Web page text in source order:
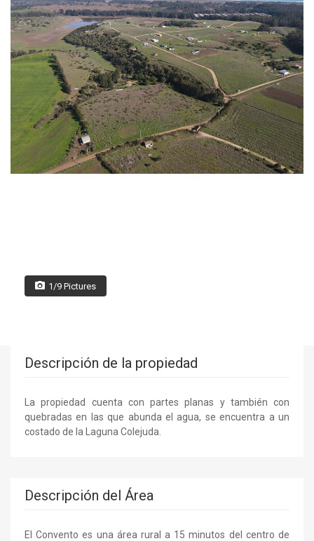
1/9 Pictures
Descripción de la propiedad
La propiedad cuenta con partes planas y también con
quebradas en las que abunda el agua, se encuentra a un
costado de la Laguna Colejuda.
Descripción del Área
El Convento es una área rural a 15 minutos del centro de